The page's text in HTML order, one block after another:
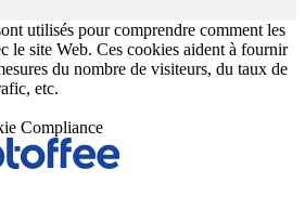
utilisés pour comprendre comment les
le site Web. Ces cookies aident à fournir
du nombre de visiteurs, du taux de
etc.
Compliance